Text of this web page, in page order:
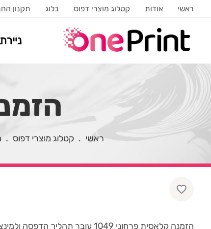
ראשי אודות קטלוג מוצרי דפוס בלוג תקנון
ראשי . קטלוג מוצרי דפוס .
הזמנה קלאסית פרחוני 1049 עובר